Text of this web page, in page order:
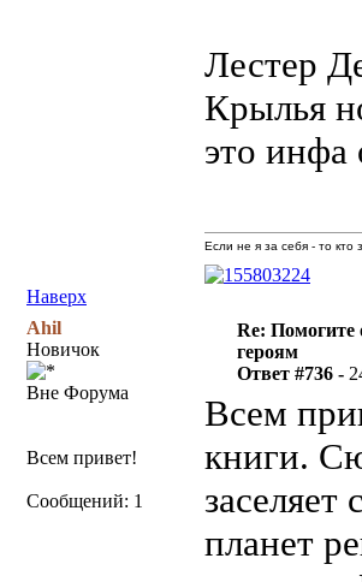
Лестер
Крылья
это инфа
Наверх
Если не я за себя - то кто
Ahil
Новичок
Вне Форума
Всем привет!
Сообщений: 1
Re: Помогите
героям
Ответ #736 -
Всем
книги.
заселяет
планет